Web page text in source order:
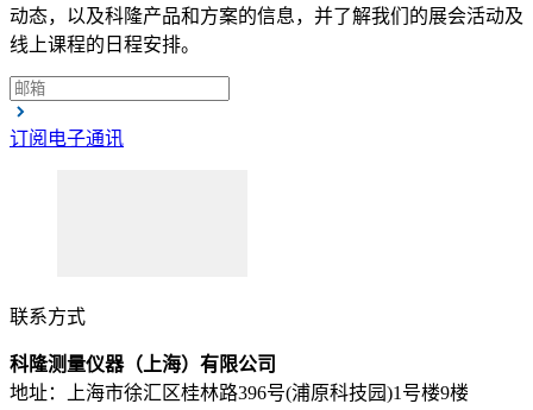
动态，以及科隆产品和方案的信息，并了解我们的展会活动及
线上课程的日程安排。
订阅电子通讯
联系方式
科隆测量仪器（上海）有限公司
地址：上海市徐汇区桂林路396号(浦原科技园)1号楼9楼